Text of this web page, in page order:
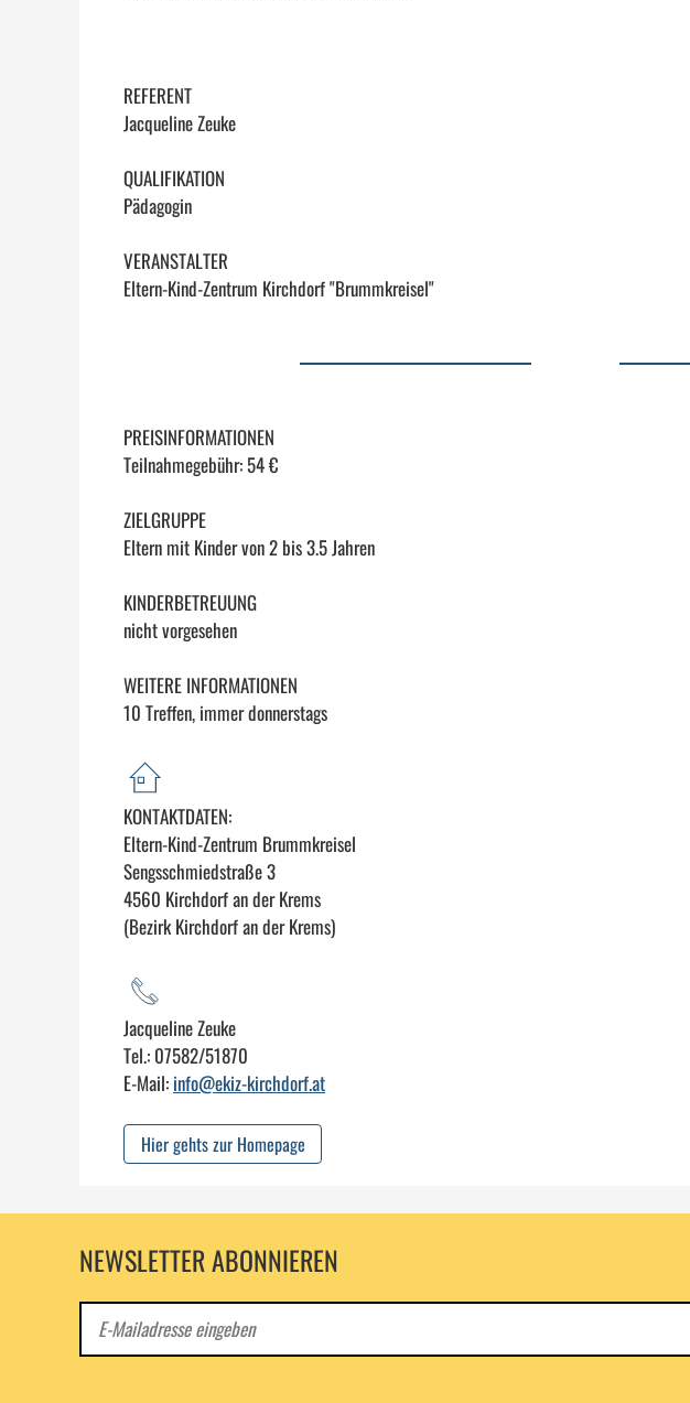
REFERENT
Jacqueline Zeuke
QUALIFIKATION
Pädagogin
VERANSTALTER
Eltern-Kind-Zentrum Kirchdorf "Brummkreisel"
PREISINFORMATIONEN
Teilnahmegebühr: 54 €
ZIELGRUPPE
Eltern mit Kinder von 2 bis 3.5 Jahren
KINDERBETREUUNG
nicht vorgesehen
WEITERE INFORMATIONEN
10 Treffen, immer donnerstags
KONTAKTDATEN:
Eltern-Kind-Zentrum Brummkreisel
Sengsschmiedstraße 3
4560 Kirchdorf an der Krems
(Bezirk Kirchdorf an der Krems)
Jacqueline Zeuke
Tel.: 07582/51870
E-Mail: info@ekiz-kirchdorf.at
Hier gehts zur Homepage
NEWSLETTER ABONNIEREN
Mail